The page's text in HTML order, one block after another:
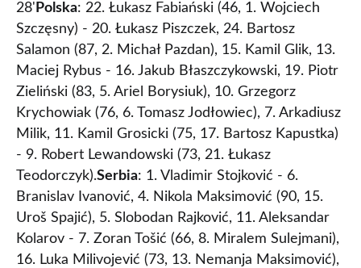
28' Polska: 22. Łukasz Fabiański (46, 1. Wojciech
Szczęsny) - 20. Łukasz Piszczek, 24. Bartosz
Salamon (87, 2. Michał Pazdan), 15. Kamil Glik, 13.
Maciej Rybus - 16. Jakub Błaszczykowski, 19. Piotr
Zieliński (83, 5. Ariel Borysiuk), 10. Grzegorz
Krychowiak (76, 6. Tomasz Jodłowiec), 7. Arkadiusz
Milik, 11. Kamil Grosicki (75, 17. Bartosz Kapustka)
- 9. Robert Lewandowski (73, 21. Łukasz
Teodorczyk).Serbia: 1. Vladimir Stojković - 6.
Branislav Ivanović, 4. Nikola Maksimović (90, 15.
Uroš Spajić), 5. Slobodan Rajković, 11. Aleksandar
Kolarov - 7. Zoran Tošić (66, 8. Miralem Sulejmani),
16. Luka Milivojević (73, 13. Nemanja Maksimović),